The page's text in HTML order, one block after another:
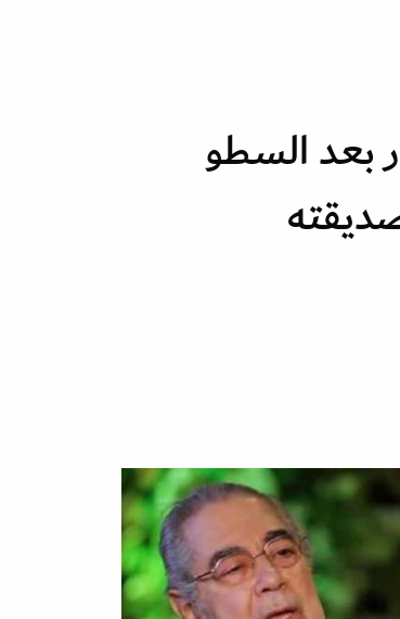
بعد السطو